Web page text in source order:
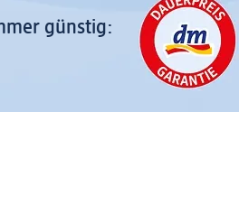
günstig: